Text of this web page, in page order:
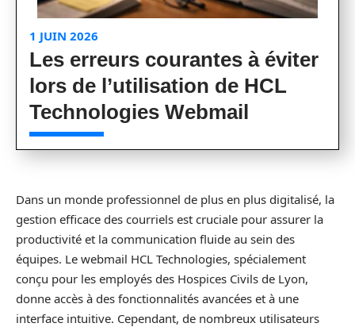
1 JUIN 2026
Les erreurs courantes à éviter
lors de l’utilisation de HCL
Technologies Webmail
Dans un monde professionnel de plus en plus digitalisé, la
gestion efficace des courriels est cruciale pour assurer la
productivité et la communication fluide au sein des
équipes. Le webmail HCL Technologies, spécialement
conçu pour les employés des Hospices Civils de Lyon,
donne accès à des fonctionnalités avancées et à une
interface intuitive. Cependant, de nombreux utilisateurs